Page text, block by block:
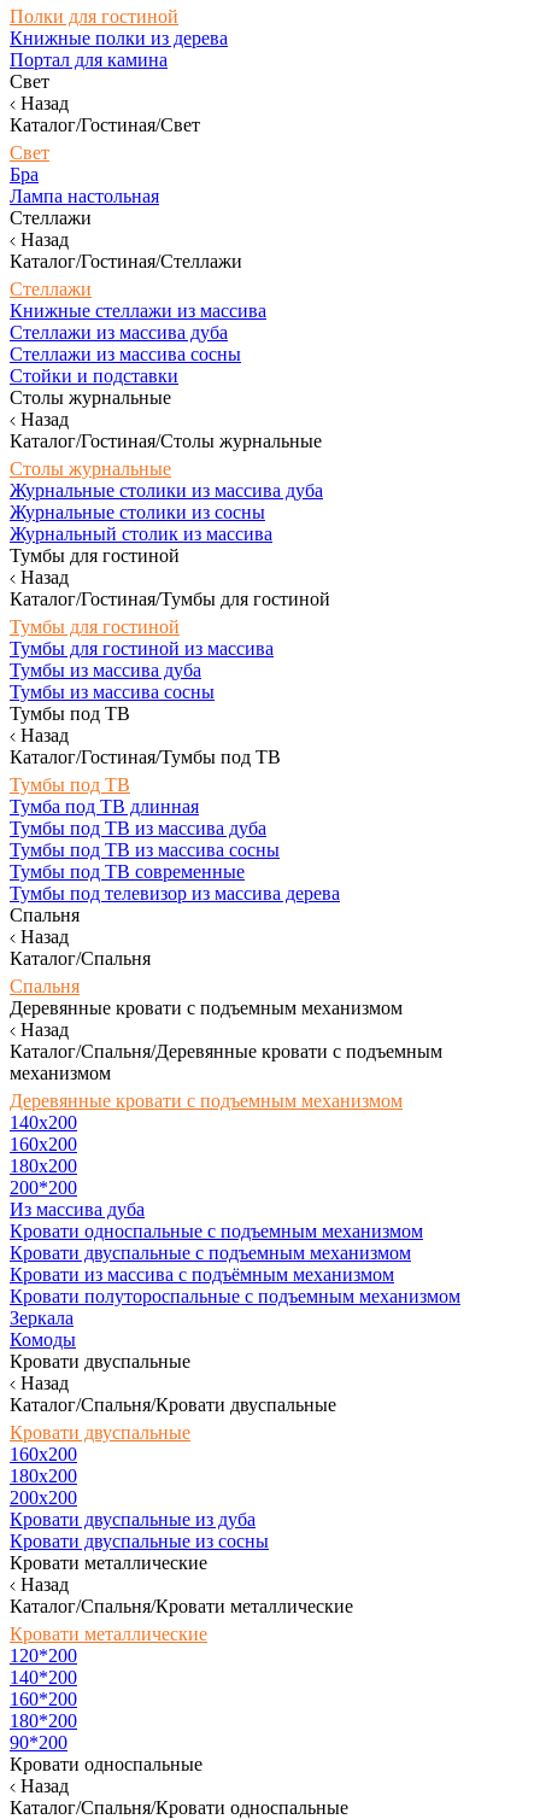
Полки для гостиной
Книжные полки из дерева
Портал для камина
Свет
Назад
Каталог/Гостиная/Свет
Свет
Бра
Лампа настольная
Стеллажи
Назад
Каталог/Гостиная/Стеллажи
Стеллажи
Книжные стеллажи из массива
Стеллажи из массива дуба
Стеллажи из массива сосны
Стойки и подставки
Столы журнальные
Назад
Каталог/Гостиная/Столы журнальные
Столы журнальные
Журнальные столики из массива дуба
Журнальные столики из сосны
Журнальный столик из массива
Тумбы для гостиной
Назад
Каталог/Гостиная/Тумбы для гостиной
Тумбы для гостиной
Тумбы для гостиной из массива
Тумбы из массива дуба
Тумбы из массива сосны
Тумбы под ТВ
Назад
Каталог/Гостиная/Тумбы под ТВ
Тумбы под ТВ
Тумба под ТВ длинная
Тумбы под ТВ из массива дуба
Тумбы под ТВ из массива сосны
Тумбы под ТВ современные
Тумбы под телевизор из массива дерева
Спальня
Назад
Каталог/Спальня
Спальня
Деревянные кровати с подъемным механизмом
Назад
Каталог/Спальня/Деревянные кровати с подъемным
механизмом
Деревянные кровати с подъемным механизмом
140x200
160х200
180х200
200*200
Из массива дуба
Кровати односпальные с подъемным механизмом
Кровати двуспальные с подъемным механизмом
Кровати из массива с подъёмным механизмом
Кровати полутороспальные с подъемным механизмом
Зеркала
Комоды
Кровати двуспальные
Назад
Каталог/Спальня/Кровати двуспальные
Кровати двуспальные
160х200
180x200
200x200
Кровати двуспальные из дуба
Кровати двуспальные из сосны
Кровати металлические
Назад
Каталог/Спальня/Кровати металлические
Кровати металлические
120*200
140*200
160*200
180*200
90*200
Кровати односпальные
Назад
Каталог/Спальня/Кровати односпальные